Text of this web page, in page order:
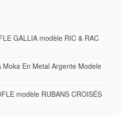
GALLIA modèle RIC & RAC
En Metal Argente Modele
modèle RUBANS CROISÉS